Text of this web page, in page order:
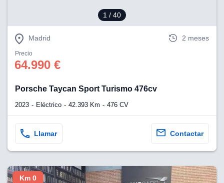
1 / 40
Madrid 2 meses
Precio
64.990 €
Porsche Taycan Sport Turismo 476cv
2023 Eléctrico 42.393 Km 476 CV
Llamar Contactar
Km 0